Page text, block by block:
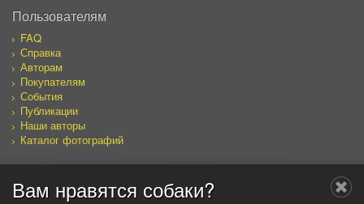
Пользователям
FAQ
Справка
Авторам
Покупателям
События
Публикации
Наши авторы
Каталог фотографий
Мы в социальных сетях
Вам нравятся собаки?